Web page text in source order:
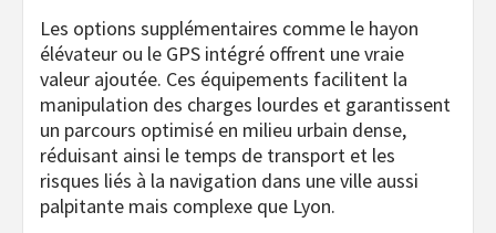
Les options supplémentaires comme le hayon
élévateur ou le GPS intégré offrent une vraie
valeur ajoutée. Ces équipements facilitent la
manipulation des charges lourdes et garantissent
un parcours optimisé en milieu urbain dense,
réduisant ainsi le temps de transport et les
risques liés à la navigation dans une ville aussi
palpitante mais complexe que Lyon.